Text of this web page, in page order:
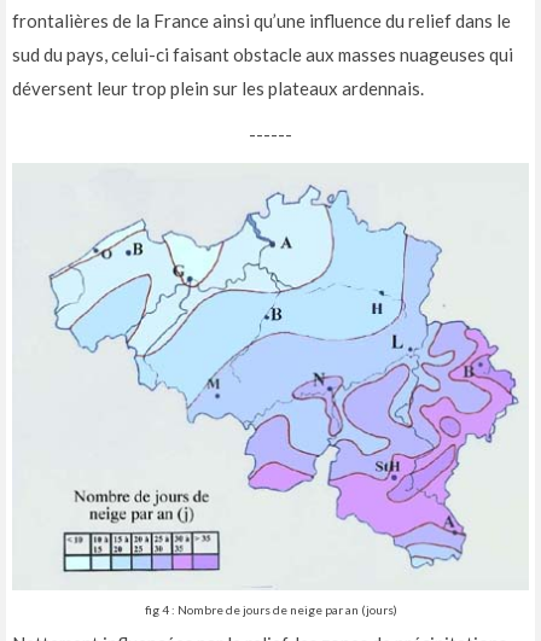
frontalières de la France ainsi qu’une influence du relief dans le
sud du pays, celui-ci faisant obstacle aux masses nuageuses qui
déversent leur trop plein sur les plateaux ardennais.
------
fig 4 : Nombre de jours de neige par an (jours)